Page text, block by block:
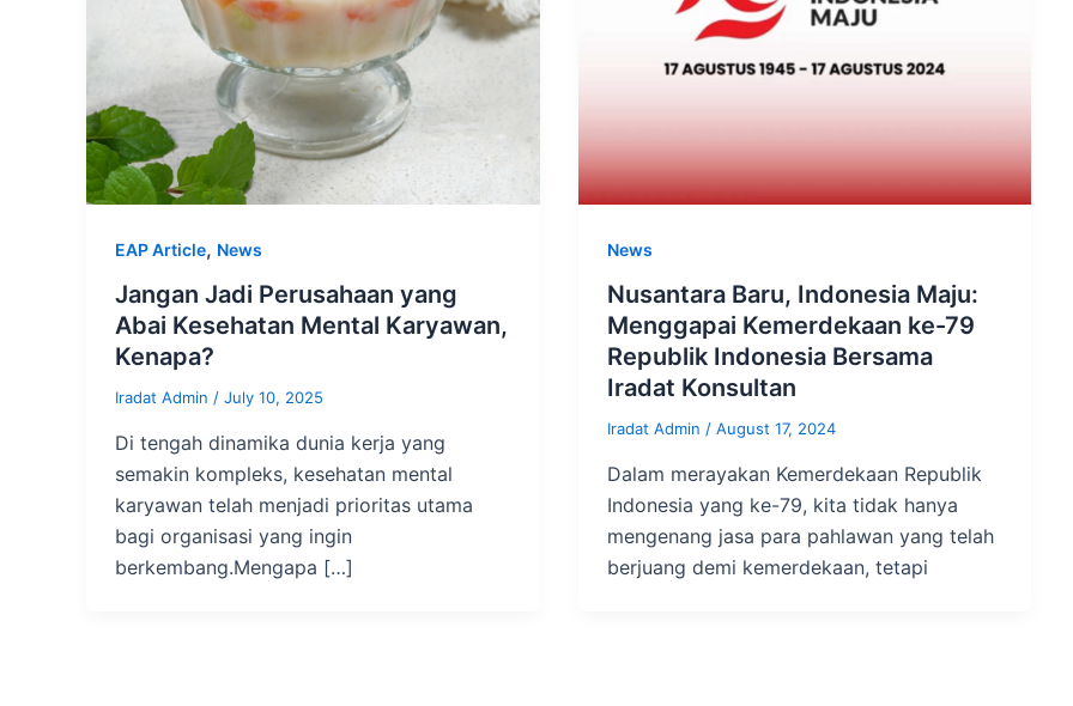
EAP Article, News
Jangan Jadi Perusahaan yang
Abai Kesehatan Mental Karyawan,
Kenapa?
Iradat Admin / July 10, 2025
Di tengah dinamika dunia kerja yang
semakin kompleks, kesehatan mental
karyawan telah menjadi prioritas utama
bagi organisasi yang ingin
berkembang.Mengapa […]
News
Nusantara Baru, Indonesia Maju:
Menggapai Kemerdekaan ke-79
Republik Indonesia Bersama
Iradat Konsultan
Iradat Admin / August 17, 2024
Dalam merayakan Kemerdekaan Republik
Indonesia yang ke-79, kita tidak hanya
mengenang jasa para pahlawan yang telah
berjuang demi kemerdekaan, tetapi